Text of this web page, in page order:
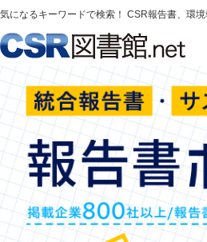
気になるキーワードで検索！ CSR報告書、環